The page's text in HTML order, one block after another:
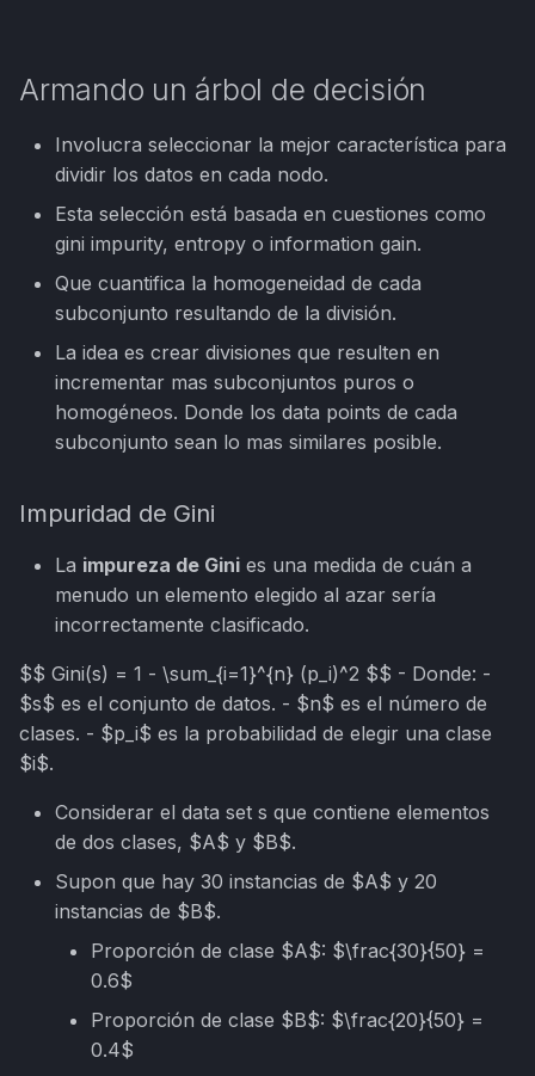
Armando un árbol de decisión
Involucra seleccionar la mejor característica para
dividir los datos en cada nodo.
Esta selección está basada en cuestiones como
gini impurity, entropy o information gain.
Que cuantifica la homogeneidad de cada
subconjunto resultando de la división.
La idea es crear divisiones que resulten en
incrementar mas subconjuntos puros o
homogéneos. Donde los data points de cada
subconjunto sean lo mas similares posible.
Impuridad de Gini
La impureza de Gini es una medida de cuán a
menudo un elemento elegido al azar sería
incorrectamente clasificado.
$$ Gini(s) = 1 - \sum_{i=1}^{n} (p_i)^2 $$ - Donde: -
$s$ es el conjunto de datos. - $n$ es el número de
clases. - $p_i$ es la probabilidad de elegir una clase
$i$.
Considerar el data set s que contiene elementos
de dos clases, $A$ y $B$.
Supon que hay 30 instancias de $A$ y 20
instancias de $B$.
Proporción de clase $A$: $\frac{30}{50} =
0.6$
Proporción de clase $B$: $\frac{20}{50} =
0.4$